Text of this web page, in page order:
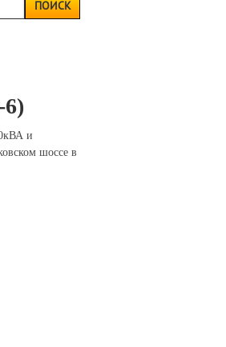
ПОИСК
и
шоссе в